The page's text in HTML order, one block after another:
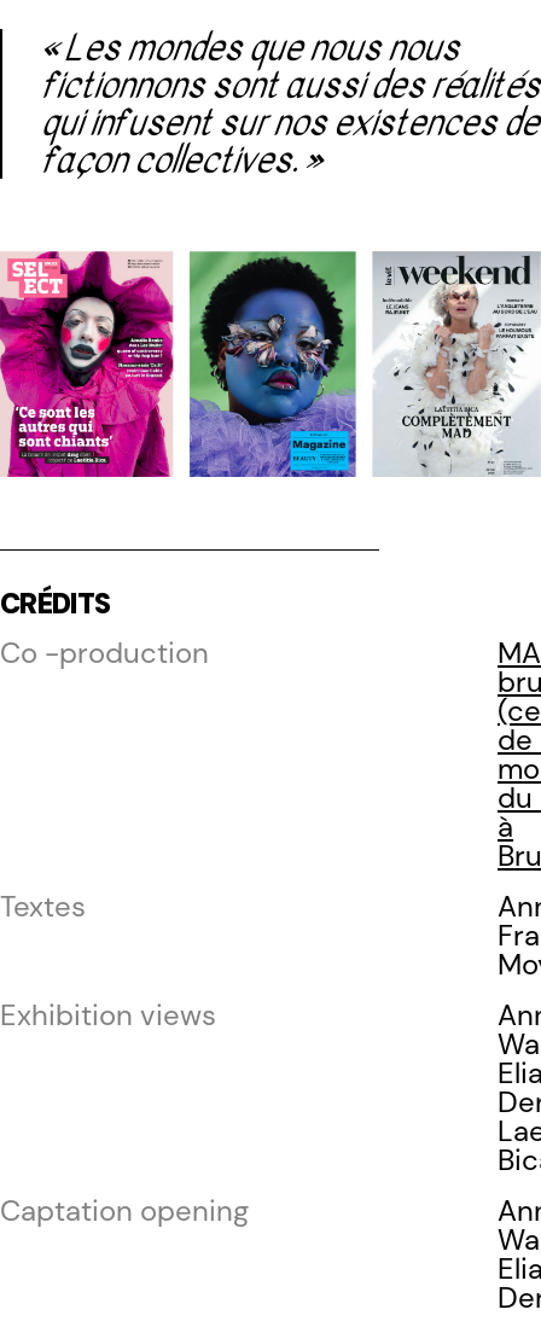
« Les mondes que nous nous
fictionnons sont aussi des réalités
qui infusent sur nos existences de
façon collectives. »
CRÉDITS
Co -production
de
du
à
Textes
Exhibition views
Captation opening